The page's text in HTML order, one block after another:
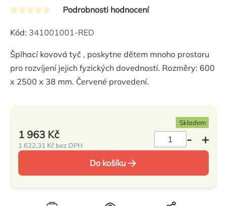
Průměrné
hodnocení
je
0,0
z
Podrobnosti hodnocení
Kód: 341001001-RED
Šplhací kovová tyč , poskytne dětem mnoho prostoru
pro rozvíjení jejich fyzických dovedností. Rozměry: 600
x 2500 x 38 mm. Červené provedení.
Skladem
1 963 Kč
1 622,31 Kč bez DPH
Měrná
cena:
Do košíku